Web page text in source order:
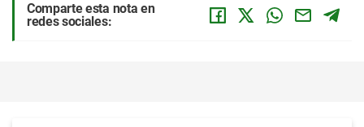
Comparte esta nota en
redes sociales: